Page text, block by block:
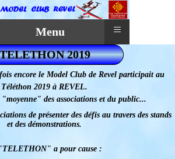
Menu ≡
2019
encore le Model Club de Revel participait au
Téléthon 2019 à REVEL.
des associations et du public...
de présenter des défis au travers des stands
et des démonstrations.
a pour cause :